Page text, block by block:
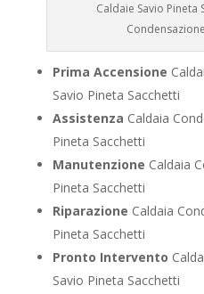
Caldaie Savio Pineta
Prima Accensione
Savio Pineta Sacchetti
Assistenza Caldaia
Pineta Sacchetti
Manutenzione Caldaia
Pineta Sacchetti
Riparazione Caldaia
Pineta Sacchetti
Pronto Intervento
Savio Pineta Sacchetti